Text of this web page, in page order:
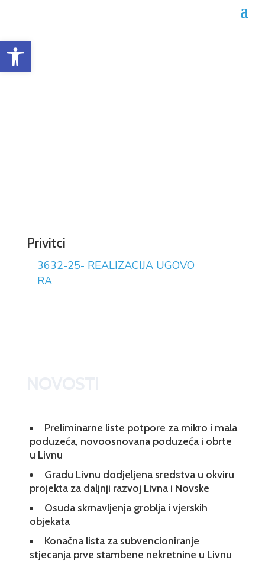
Open toolbar
Privitci
3632-25- REALIZACIJA UGOVO
RA
Preliminarne liste potpore za mikro i mala
poduzeća, novoosnovana poduzeća i obrte
u Livnu
Gradu Livnu dodjeljena sredstva u okviru
projekta za daljnji razvoj Livna i Novske
Osuda skrnavljenja groblja i vjerskih
objekata
Konačna lista za subvencioniranje
stjecanja prve stambene nekretnine u Livnu